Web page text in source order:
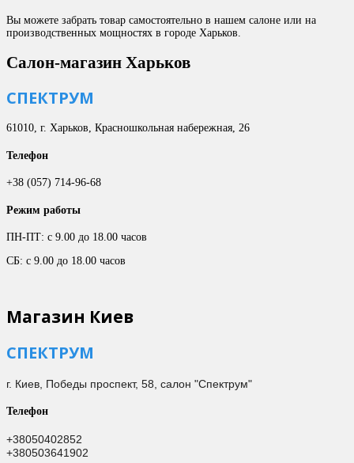
Вы можете забрать товар самостоятельно в нашем салоне или на
производственных мощностях в городе Харьков.
Салон-магазин Харьков
СПЕКТРУМ
61010, г. Харьков, Красношкольная набережная, 26
Телефон
+38 (057) 714-96-68
Режим работы
ПН-ПТ: с 9.00 до 18.00 часов
СБ: с 9.00 до 18.00 часов
Магазин Киев
СПЕКТРУМ
г. Киев, Победы проспект, 58, салон "Спектрум"
Телефон
+38050402852
+380503641902